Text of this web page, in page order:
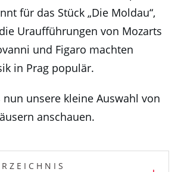
für das Stück „Die Moldau“,
Uraufführungen von Mozarts
und Figaro machten
in Prag populär.
nun unsere kleine Auswahl von
anschauen.